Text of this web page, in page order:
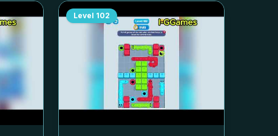
Level 102